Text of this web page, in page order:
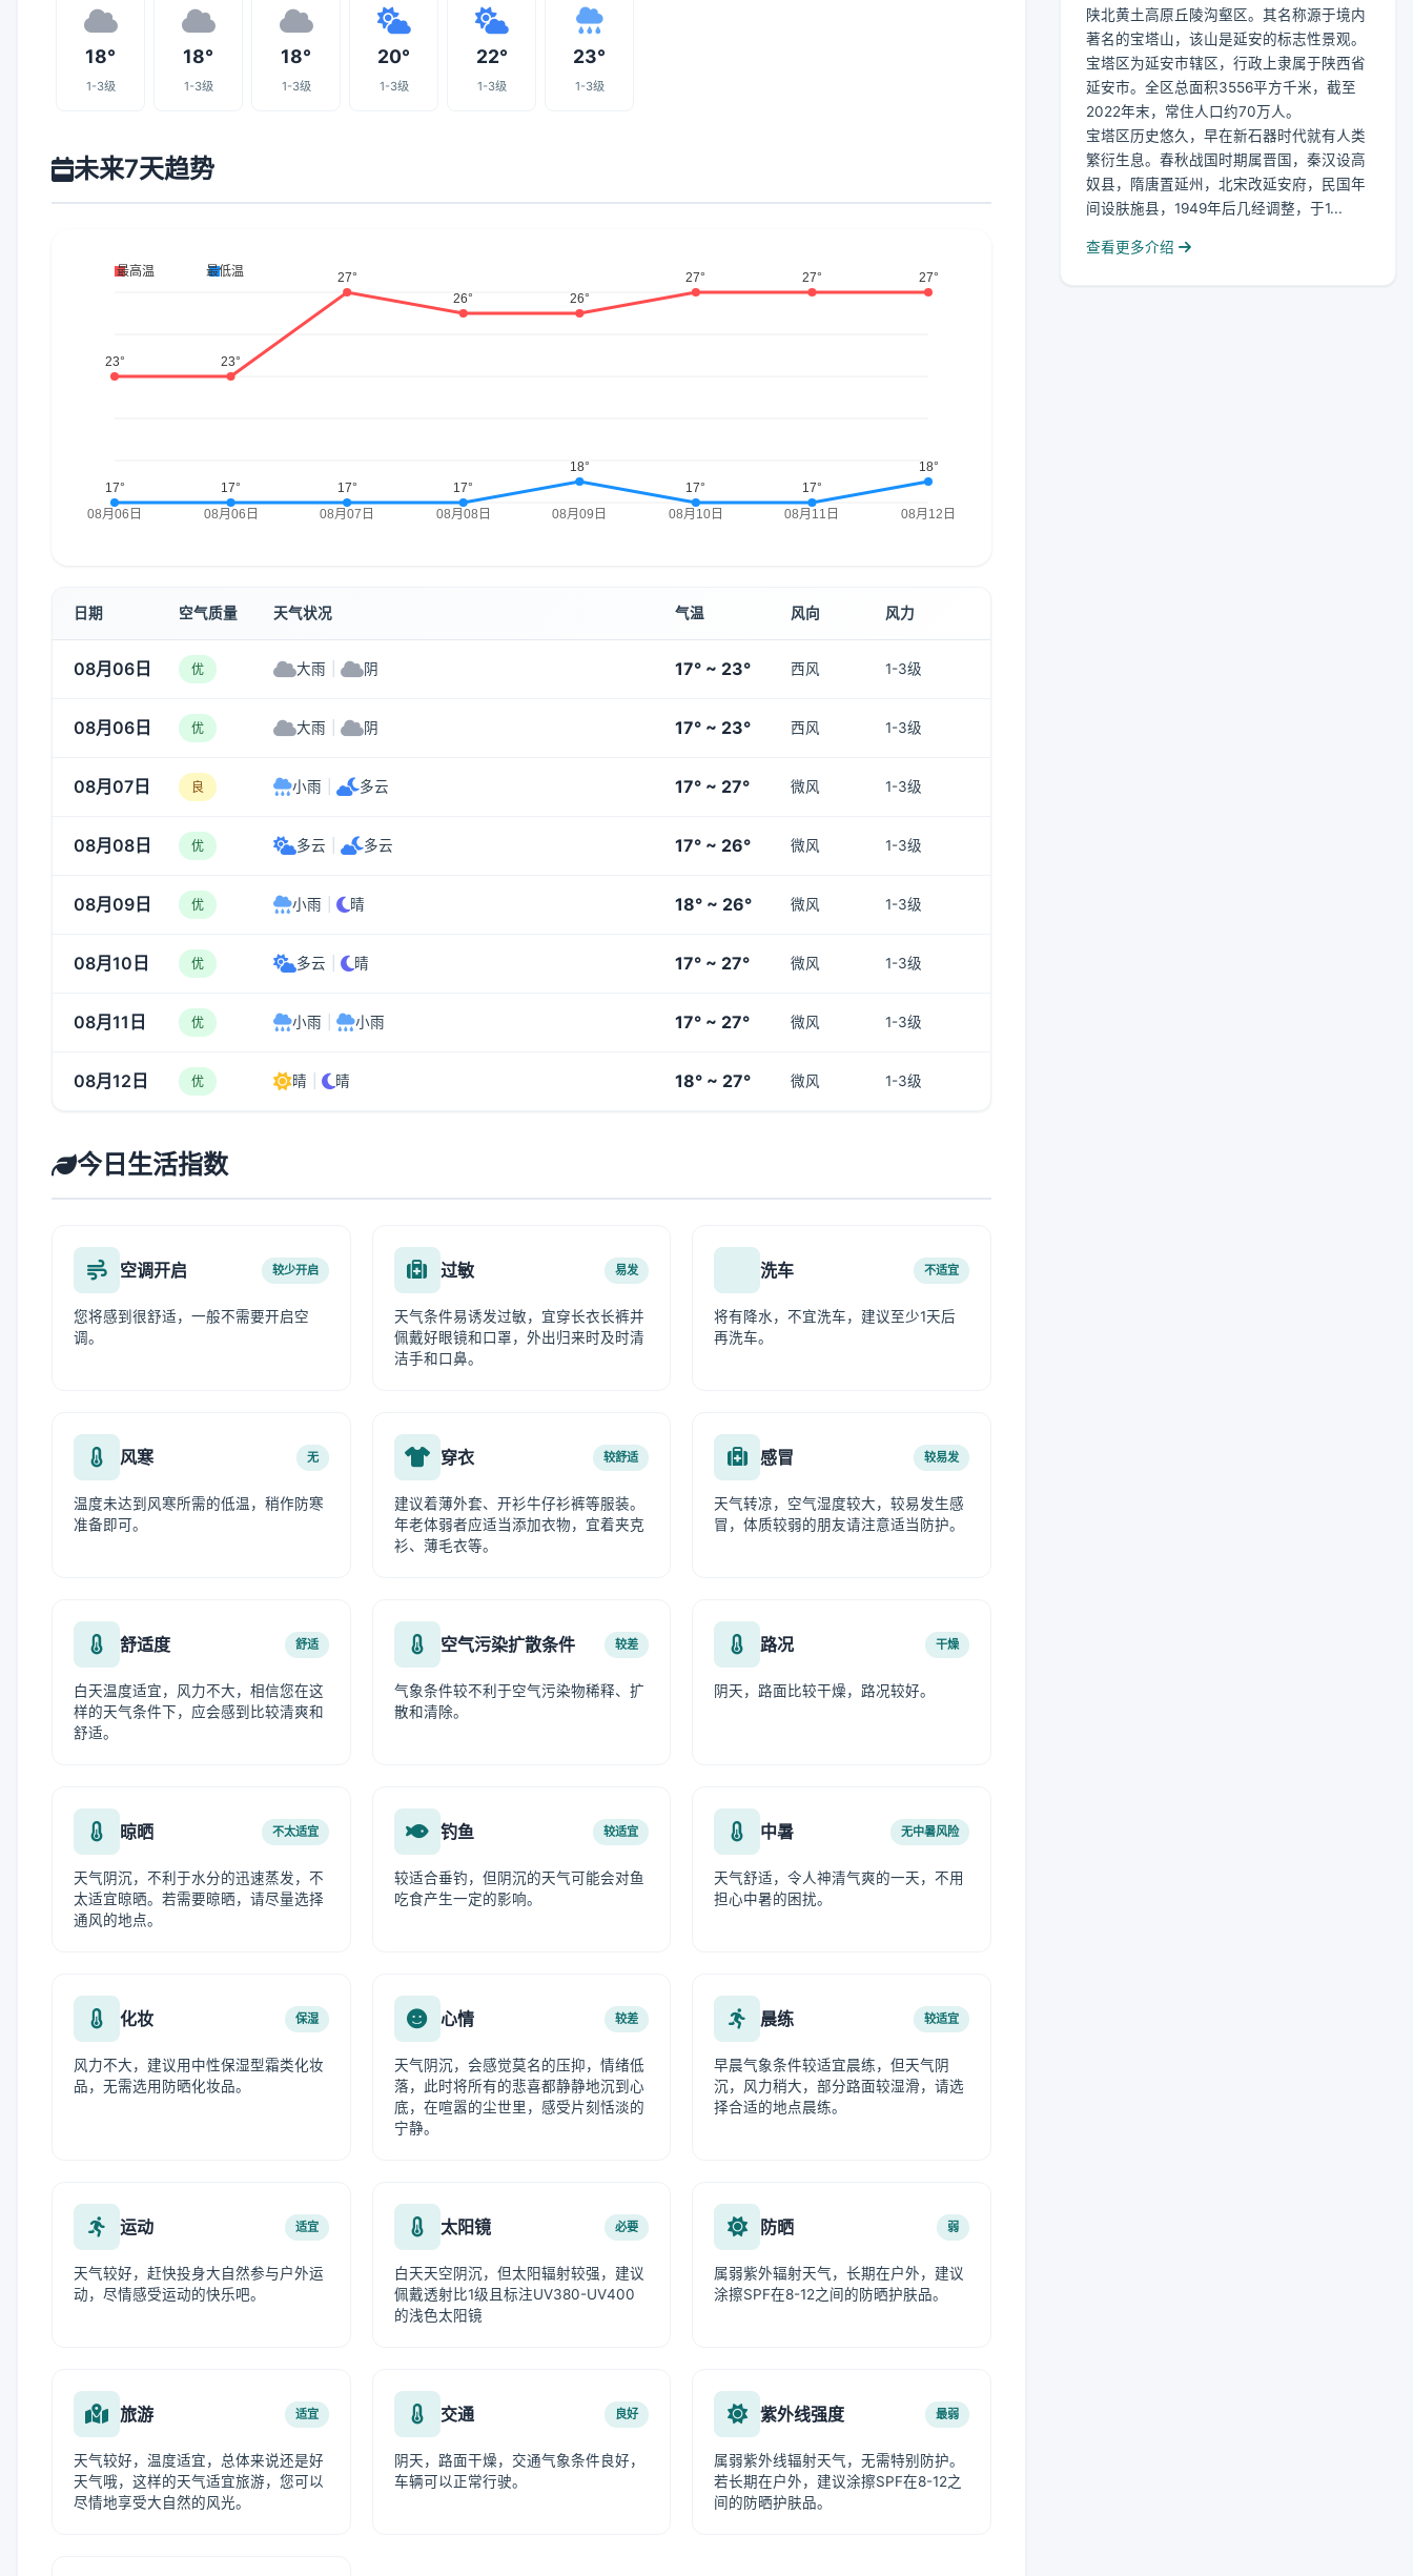
18°
1-3级
18°
1-3级
18°
1-3级
20°
1-3级
22°
1-3级
23°
1-3级
未来7天趋势
日期 空气质量 天气状况 气温 风向 风力
08月06日 优 大雨 阴 17° ~ 23° 西风 1-3级
08月06日 优 大雨 阴 17° ~ 23° 西风 1-3级
08月07日 良 小雨 多云 17° ~ 27° 微风 1-3级
08月08日 优 多云 多云 17° ~ 26° 微风 1-3级
08月09日 优 小雨 晴 18° ~ 26° 微风 1-3级
08月10日 优 多云 晴 17° ~ 27° 微风 1-3级
08月11日 优 小雨 小雨 17° ~ 27° 微风 1-3级
08月12日 优 晴 晴 18° ~ 27° 微风 1-3级
今日生活指数
空调开启 较少开启
您将感到很舒适，一般不需要开启空
调。
过敏 易发
天气条件易诱发过敏，宜穿长衣长裤并
佩戴好眼镜和口罩，外出归来时及时清
洁手和口鼻。
洗车 不适宜
将有降水，不宜洗车，建议至少1天后
再洗车。
风寒 无
温度未达到风寒所需的低温，稍作防寒
准备即可。
穿衣 较舒适
建议着薄外套、开衫牛仔衫裤等服装。
年老体弱者应适当添加衣物，宜着夹克
衫、薄毛衣等。
感冒 较易发
天气转凉，空气湿度较大，较易发生感
冒，体质较弱的朋友请注意适当防护。
舒适度 舒适
白天温度适宜，风力不大，相信您在这
样的天气条件下，应会感到比较清爽和
舒适。
空气污染扩散条件 较差
气象条件较不利于空气污染物稀释、扩
散和清除。
路况 干燥
阴天，路面比较干燥，路况较好。
晾晒 不太适宜
天气阴沉，不利于水分的迅速蒸发，不
太适宜晾晒。若需要晾晒，请尽量选择
通风的地点。
钓鱼 较适宜
较适合垂钓，但阴沉的天气可能会对鱼
吃食产生一定的影响。
中暑 无中暑风险
天气舒适，令人神清气爽的一天，不用
担心中暑的困扰。
化妆 保湿
风力不大，建议用中性保湿型霜类化妆
品，无需选用防晒化妆品。
心情 较差
天气阴沉，会感觉莫名的压抑，情绪低
落，此时将所有的悲喜都静静地沉到心
底，在喧嚣的尘世里，感受片刻恬淡的
宁静。
晨练 较适宜
早晨气象条件较适宜晨练，但天气阴
沉，风力稍大，部分路面较湿滑，请选
择合适的地点晨练。
运动 适宜
天气较好，赶快投身大自然参与户外运
动，尽情感受运动的快乐吧。
太阳镜 必要
白天天空阴沉，但太阳辐射较强，建议
佩戴透射比1级且标注UV380-UV400
的浅色太阳镜
防晒 弱
属弱紫外辐射天气，长期在户外，建议
涂擦SPF在8-12之间的防晒护肤品。
旅游 适宜
天气较好，温度适宜，总体来说还是好
天气哦，这样的天气适宜旅游，您可以
尽情地享受大自然的风光。
交通 良好
阴天，路面干燥，交通气象条件良好，
车辆可以正常行驶。
紫外线强度 最弱
属弱紫外线辐射天气，无需特别防护。
若长期在户外，建议涂擦SPF在8-12之
间的防晒护肤品。
陕北黄土高原丘陵沟壑区。其名称源于境内
著名的宝塔山，该山是延安的标志性景观。
宝塔区为延安市辖区，行政上隶属于陕西省
延安市。全区总面积3556平方千米，截至
2022年末，常住人口约70万人。
宝塔区历史悠久，早在新石器时代就有人类
繁衍生息。春秋战国时期属晋国，秦汉设高
奴县，隋唐置延州，北宋改延安府，民国年
间设肤施县，1949年后几经调整，于1...
查看更多介绍